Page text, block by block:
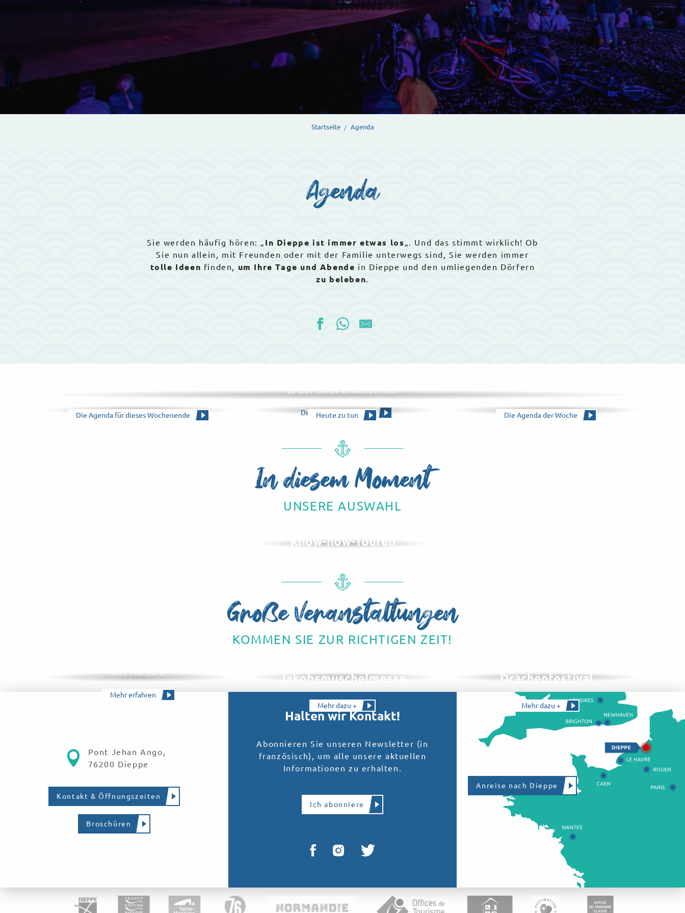
Startseite Agenda
Agenda
Sie werden häufig hören: „ In Dieppe ist immer etwas los „. Und das stimmt wirklich! Ob
Sie nun allein, mit Freunden oder mit der Familie unterwegs sind, Sie werden immer
tolle Ideen finden, um Ihre Tage und Abende in Dieppe und den umliegenden Dörfern
zu beleben.
ES GIBT IMMER ETWAS ZU TUN!
Den Kalender ansehen
Die Agenda für dieses Wochenende Heute zu tun Die Agenda der Woche
In diesem Moment
UNSERE AUSWAHL
Know-how-Touren
Große Veranstaltungen
KOMMEN SIE ZUR RICHTIGEN ZEIT!
SAVE THE DATE!
Mehr erfahren
Jakobsmuschelmesse
Mehr dazu +
Drachenfestival
Mehr dazu +
Pont Jehan Ango,
76200 Dieppe
Kontakt & Öffnungszeiten
Broschüren
Halten wir Kontakt!
Abonnieren Sie unseren Newsletter (in
französisch), um alle unsere aktuellen
Informationen zu erhalten.
Ich abonniere
Anreise nach Dieppe